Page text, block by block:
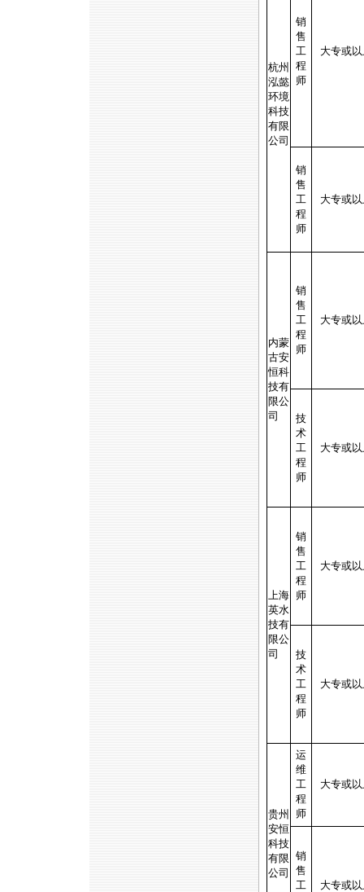
杭州
泓懿
环境
科技
有限
公司
销
售
工
程
师
大专或
销
售
工
程
师
大专或
内蒙
古安
恒科
技有
限公
司
销
售
工
程
师
大专或
技
术
工
程
师
大专或
上海
英水
技有
限公
司
销
售
工
程
师
大专或
技
术
工
程
师
大专或
贵州
安恒
科技
有限
公司
运
维
工
程
师
大专或
销
售
工
大专或